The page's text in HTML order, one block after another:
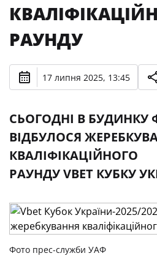
РАУНДУ
17 липня 2025, 13:45
СЬОГОДНІ В БУДИНКУ
ВІДБУЛОСЯ
КВАЛІФІКАЦІЙНОГО
РАУНДУ VBET КУБКУ
Фото прес-служби УАФ